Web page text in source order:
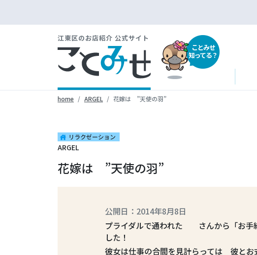
江東区のお店紹介 公式サイト
ことみせ
知ってる？
home ARGEL 花嫁は ”天使の羽”
house リラクゼーション
ARGEL
花嫁は ”天使の羽”
公開日：2014年8月8日
プライダルで通われた さんから「お
した！
彼女は仕事の合間を見計らっては 彼とお